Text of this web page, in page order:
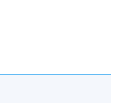
限制你的職業想像。